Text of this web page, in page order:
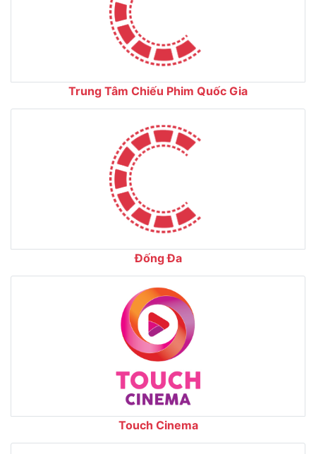
Trung Tâm Chiếu Phim Quốc Gia
Đống Đa
Touch Cinema